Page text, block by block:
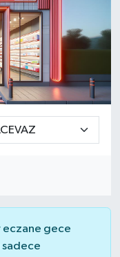
eczane gece
sadece